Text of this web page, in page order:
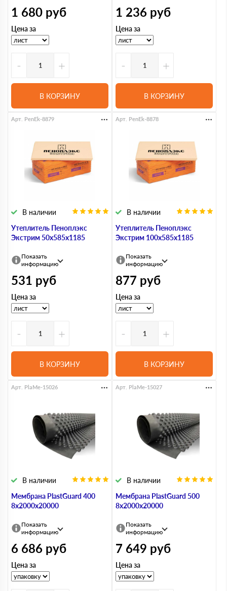
1 680 руб
Цена за
- +
В КОРЗИНУ
1 236 руб
Цена за
- +
В КОРЗИНУ
Утеплитель Пеноплэкс
Экстрим 50х585х1185
В наличии
Арт. PenEk-8879
Показать
информацию
531 руб
Цена за
- +
В КОРЗИНУ
Утеплитель Пеноплэкс
Экстрим 100х585х1185
В наличии
Арт. PenEk-8878
Показать
информацию
877 руб
Цена за
- +
В КОРЗИНУ
Мембрана PlastGuard 400
8х2000х20000
В наличии
Арт. PlaMe-15026
Показать
информацию
6 686 руб
Цена за
Мембрана PlastGuard 500
8х2000х20000
В наличии
Арт. PlaMe-15027
Показать
информацию
7 649 руб
Цена за